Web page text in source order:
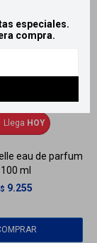
especiales.
compra.
LlegaHOY
Llega HOY
eau de parfum
100 ml
$ 9.255